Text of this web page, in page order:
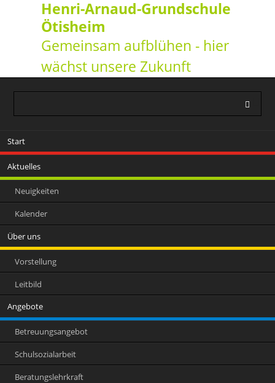
Henri-Arnaud-Grundschule
Ötisheim
Gemeinsam aufblühen - hier
wächst unsere Zukunft
überspringen
Start
Aktuelles
Neuigkeiten
Kalender
Über uns
Vorstellung
Leitbild
Angebote
Betreuungsangebot
Schulsozialarbeit
Beratungslehrkraft